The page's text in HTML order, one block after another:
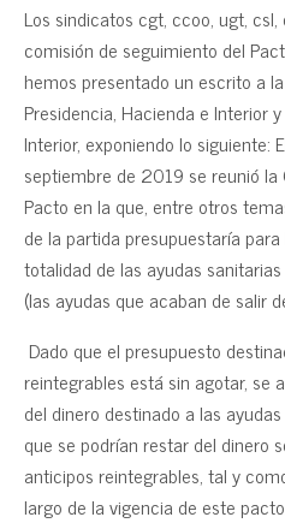
Los sindicatos cgt, ccoo, ugt,
comisión de seguimiento del
hemos presentado un escrito a
Presidencia, Hacienda e lnterior
lnterior, exponiendo lo siguiente:
septiembre de 2019 se reunió
Pacto en la que, entre otros
de la partida presupuestaría
totalidad de las ayudas
(las ayudas que acaban de salir
Dado que el presupuesto
reintegrables está sin agotar, se
del dinero destinado a las
que se podrían restar del dinero
anticipos reintegrables, tal y
largo de la vigencia de este